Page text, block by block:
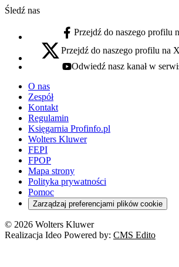
Śledź nas
facebook - otwiera się w nowej karcie
Przejdź do naszego profilu
x - otwiera się w nowej karcie
Przejdź do naszego profilu na
youtube - otwiera się w nowej karcie
Odwiedź nasz kanał w
O nas
Zespół
Kontakt
Regulamin
Księgarnia Profinfo.pl
Wolters Kluwer
FEPI
FPOP
Mapa strony
Polityka prywatności
Pomoc
Zarządzaj preferencjami plików cookie
© 2026 Wolters Kluwer
Realizacja Ideo Powered by: CMS Edito